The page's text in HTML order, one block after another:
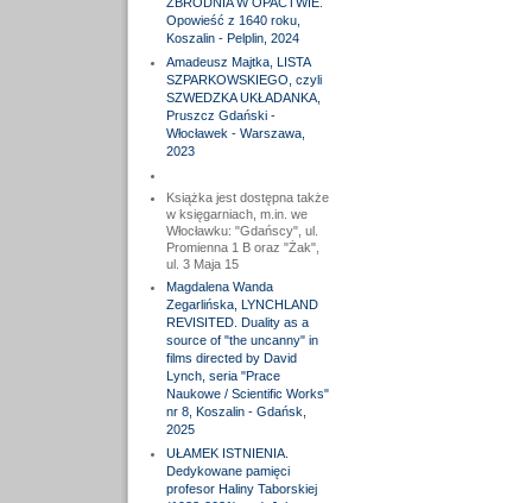
Opowieść z 1640 roku,
Koszalin - Pelplin, 2024
Amadeusz Majtka, LISTA
SZPARKOWSKIEGO, czyli
SZWEDZKA UKŁADANKA,
Pruszcz Gdański -
Włocławek - Warszawa,
2023
Książka jest dostępna także
w księgarniach, m.in. we
Włocławku: "Gdańscy", ul.
Promienna 1 B oraz "Żak",
ul. 3 Maja 15
Magdalena Wanda
Zegarlińska, LYNCHLAND
REVISITED. Duality as a
source of "the uncanny" in
films directed by David
Lynch, seria "Prace
Naukowe / Scientific Works"
nr 8, Koszalin - Gdańsk,
2025
UŁAMEK ISTNIENIA.
Dedykowane pamięci
profesor Haliny Taborskiej